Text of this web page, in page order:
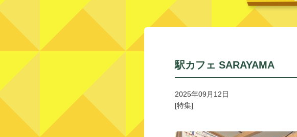
駅カフェ SARAYAMA
2025年09月12日
[特集]